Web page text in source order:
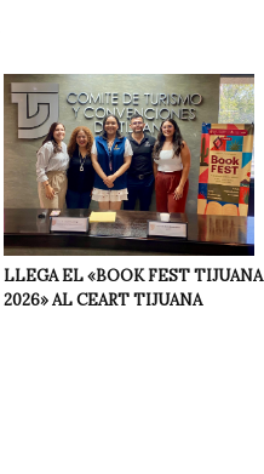
LLEGA EL «BOOK FEST TIJUANA
2026» AL CEART TIJUANA